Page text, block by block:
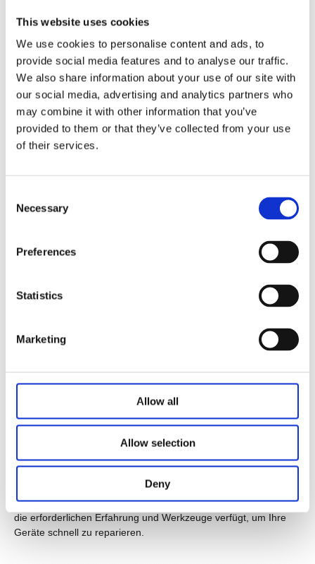
This website uses cookies
We use cookies to personalise content and ads, to
provide social media features and to analyse our traffic.
We also share information about your use of our site with
our social media, advertising and analytics partners who
may combine it with other information that you’ve
provided to them or that they’ve collected from your use
of their services.
Selection
Necessary
Preferences
Statistics
Marketing
Allow all
Allow selection
Deny
Lebensdauer Ihrer Geräte verlängern und Sie vor kostspieligen
Die Rolle von Öl in kleinen Motoren
Ein kritischer Aspekt bei der Aufrechterhaltung der Gesundheit
kleiner Motoren ist die richtige Schmierung. Viele kleine Motoren
benötigen hochwertige Motoröl, damit sie reibungslos laufen
und vorzeitige Verschleiß verhindern. Für kleine Motoren wie
konzipiert, dass sie unter unterschiedlichen Temperaturen
überlegene Schmierung, Verbesserung der Motoreffizienz und
kleine Motoren formuliert und bietet im Vergleich zu normalen
Motorölen einen besseren Schutz gegen hohe Hitze, Rost und
längeren Zeitraum weiter.
Finden kleiner motorischer
Reparaturservices
Wenn Ihr kleiner Motor Aufmerksamkeit benötigt, besteht die
beste Vorgehensweise darin, nach zuverlässigen kleinen
Motorreparaturen zu suchen. Durch die Suche nach kleiner
vertrauenswürdigen Reparaturfachmann, der die
Besonderheiten der kleinen Motormechanik versteht und über
die erforderlichen Erfahrung und Werkzeuge verfügt, um Ihre
Geräte schnell zu reparieren.